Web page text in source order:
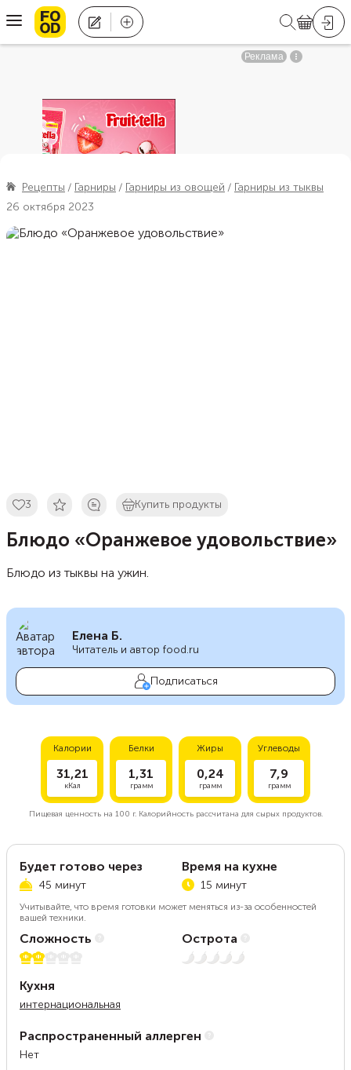
Рецепты Гарниры Гарниры из овощей
Гарниры из тыквы
26 октября 2023
3 Купить продукты
Блюдо «Оранжевое удовольствие»
Блюдо из тыквы на ужин.
Елена Б.
Читатель и автор food.ru
Подписаться
Калории
31,21
кКал
Белки
1,31
грамм
Жиры
0,24
грамм
Углеводы
7,9
грамм
Пищевая ценность на 100 г.Калорийность рассчитана для сырых продуктов.
Будет готово через
45 минут
Время на кухне
15 минут
Учитывайте, что время готовки может меняться из-за особенностей
вашей техники.
Сложность
2 из 5
Острота
Нет остроты
Кухня
интернациональная
Распространенный аллерген
Нет